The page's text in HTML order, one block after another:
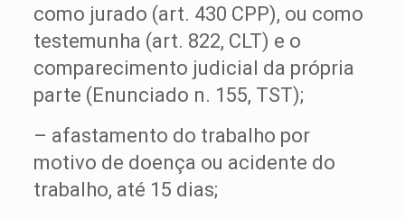
como jurado (art. 430 CPP), ou como
testemunha (art. 822, CLT) e o
comparecimento judicial da própria
parte (Enunciado n. 155, TST);
– afastamento do trabalho por
motivo de doença ou acidente do
trabalho, até 15 dias;